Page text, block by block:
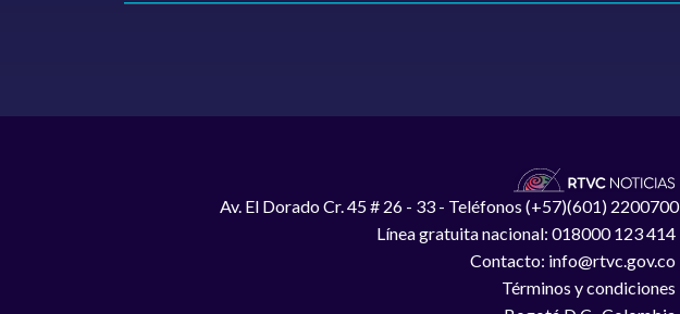
Av. El Dorado Cr. 45 # 26 - 33 - Teléfonos (+57)(601) 2200700
Línea gratuita nacional: 018000 123 414
Contacto: info@rtvc.gov.co
Términos y condiciones